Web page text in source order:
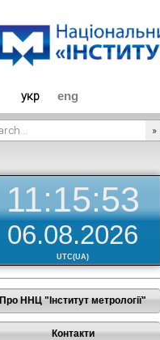
укр eng
11:15:53
06.08.2026
UTC(UA)
Про ННЦ "Інститут метрології"
Контакти